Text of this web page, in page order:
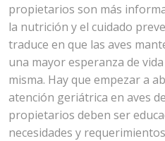
propietarios son más
la nutrición y el cuidado
traduce en que las aves
una mayor esperanza de
misma. Hay que empezar a
atención geriátrica en aves
propietarios deben ser
necesidades y